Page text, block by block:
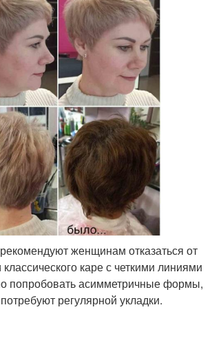
женщинам отказаться от
каре с четкими линиями
попробовать асимметричные формы,
регулярной укладки.